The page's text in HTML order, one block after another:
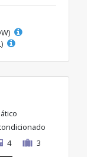
4 3